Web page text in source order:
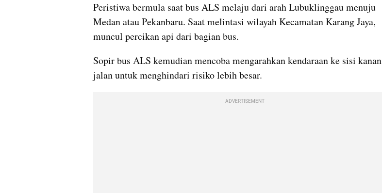
Peristiwa bermula saat bus ALS melaju dari arah Lubuklinggau menuju
Medan atau Pekanbaru. Saat melintasi wilayah Kecamatan Karang Jaya,
muncul percikan api dari bagian bus.
Sopir bus ALS kemudian mencoba mengarahkan kendaraan ke sisi kanan
jalan untuk menghindari risiko lebih besar.
ADVERTISEMENT